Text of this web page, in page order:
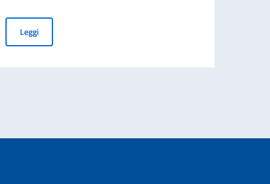
l’espatrio dal 3 agosto
LeggiItalia ospite d’onore a Cosmoprof CBE Asean di Bangkok